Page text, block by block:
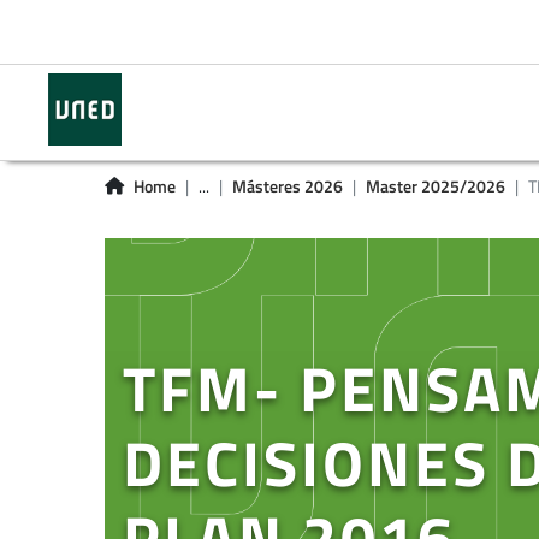
Home ... Másteres 2026 Master 2025/2026
TFM-
DECISIONES